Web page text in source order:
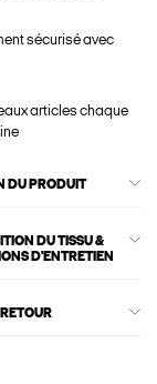
sécurisé avec
articles chaque
DU PRODUIT
DU TISSU &
D'ENTRETIEN